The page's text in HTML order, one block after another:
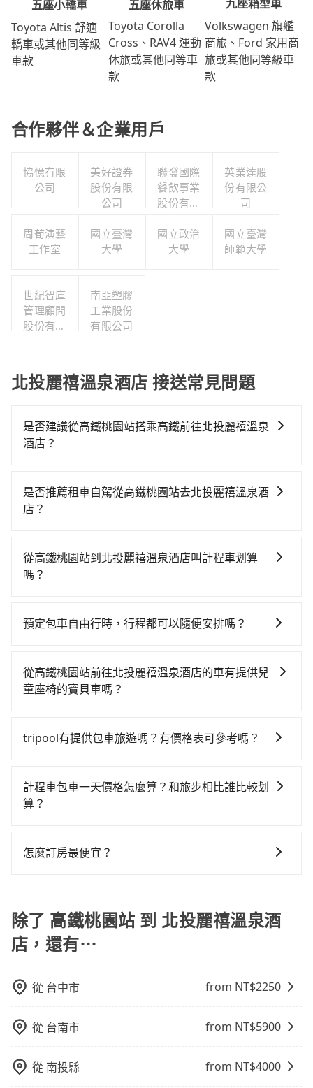
五座小轎車
Toyota Altis 舒適
轎車或其他同等級
車款
五座休旅車
Toyota Corolla
Cross、RAV4 運動
休旅或其他同等車
款
九座箱型車
Volkswagen 旗艦
商旅、Ford 家用商
旅或其他同等級車
款
合作夥伴＆企業用戶
協憶有限
公司
美好證券
股份有限
公司
聯發國際
餐飲事業
股份有限
英業達股
份有限公
司
周荀演藝
工作室
國立臺灣
大學
國立政治
大學
國立臺灣
師範大學
世紀智庫
管理顧問
股份有限
南亞塑膠
工業股份
有限公司
北投麗禧溫泉酒店 接送常見問題
是否建議從高鐵桃園站搭乘高鐵前往北投麗禧溫泉
酒店？
擇，高鐵較貴、費時、轉車麻煩！桃園-台北雖然一天最
多時有74班車次，從最早06:49到23:40，過了末班車到
買票或月台等車時間約10分鐘，再乘坐16~22分鐘（平
均20分）的高鐵從桃園站前往台北高鐵站，每人票價
溫泉酒店 (台北市北投區) 的目的地。全程加上轉車時間
送，則每人平均花費約240元，費時44分鐘。選擇搭乘
高鐵而不預約包車，不僅每人至少額外負擔20元車資，
tripool的拼車共乘服務，最多可再節省50%的交通費
是否推薦租車自駕從高鐵桃園站去北投麗禧溫泉酒
店？
駕，但花費可能不小。租車公司一般以天為單位計費，
小轎車如Toyota Yaris、Nissan Kicks，一天租金
eTag（每公里約1元）、路邊停車（每小時約40元）、
與北投麗禧溫泉酒店，不然就是需要一次租用多天，如
此預計小轎車的花費至少$2,100、九人座$5,100起。透
從高鐵桃園站到北投麗禧溫泉酒店叫計程車划算
嗎？
灣大車隊、Uber、Line Taxi、Yoxi等，如果在路邊攔不
照里程跳錶計算，價格約為1,135~1,400元間，若改選
tripool的專車服務可再更便宜。綜合以上，無論在價格
預定包車自由行時，行程都可以隨便安排嗎？
沒有到達海拔1500公里以上的山區，行程都是可以依照
您的需求安排的。
從高鐵桃園站前往北投麗禧溫泉酒店的車有提供兒
童座椅的寶貝車嗎？
繫好安全帶，如四歲以下或身高不足的幼童無法正常綁
選租用適合1~4歲的兒童汽車座椅或4歲以上的增高墊，
如有新生兒需要0~1歲的嬰兒後向汽座，可先向客服人員
tripool有提供包車旅遊嗎？有價格表可參考嗎？
站的包車旅遊，從單純的單趟接送到算時間的計時包車
都有，可彈性選擇2~12小時的服務，滿足家族出遊、朋
車的價格可能跟其他車隊相差無幾，但是如果只需要短
計程車包車一天價格怎麼算？和旅步相比誰比較划
算？
格通常是根據時間或距離來計算，而且在不同城市和地
下，旅步的包車服務價格相對更為透明和具體，一般是
按照包車時間和里程、車型來計費，價格在網站上公開
透明，方便客戶可以更加準確地了解行程所需時間和費
怎麼訂房最便宜？
地區、價位、人數、特殊需求來搜尋適合的旅店與房
型，更重要的是通常價格是官網的6~8折，如果又有加入
會員或者使用特定的信用卡，還可以累積點數做現金回
有Booking.com、Agoda.com、Hotels.com、
Expedia.com、Trip.com等。正常來說，線上刷卡付款
完後預定就完成，事先不用電話確認空房，事後也不用
告知付款完畢，一切都能在網路上操作。但有些較冷門
賣的現象，便有可能到了現場卻沒房可住的窘境，所以
除了 高鐵桃園站 到 北投麗禧溫泉酒
店，還有⋯
從 台中市 from NT$2250
從 台南市 from NT$5900
從 南投縣 from NT$4000